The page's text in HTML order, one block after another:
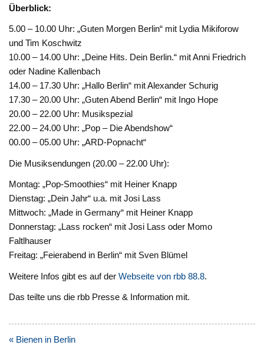
Überblick:
5.00 – 10.00 Uhr: „Guten Morgen Berlin“ mit Lydia Mikiforow
und Tim Koschwitz
10.00 – 14.00 Uhr: „Deine Hits. Dein Berlin.“ mit Anni Friedrich
oder Nadine Kallenbach
14.00 – 17.30 Uhr: „Hallo Berlin“ mit Alexander Schurig
17.30 – 20.00 Uhr: „Guten Abend Berlin“ mit Ingo Hope
20.00 – 22.00 Uhr: Musikspezial
22.00 – 24.00 Uhr: „Pop – Die Abendshow“
00.00 – 05.00 Uhr: „ARD-Popnacht“
Die Musiksendungen (20.00 – 22.00 Uhr):
Montag: „Pop-Smoothies“ mit Heiner Knapp
Dienstag: „Dein Jahr“ u.a. mit Josi Lass
Mittwoch: „Made in Germany“ mit Heiner Knapp
Donnerstag: „Lass rocken“ mit Josi Lass oder Momo
Faltlhauser
Freitag: „Feierabend in Berlin“ mit Sven Blümel
Weitere Infos gibt es auf derWebseite von rbb 88.8.
Das teilte uns die rbb Presse & Information mit.
Beitragsnavigation
« Bienen in Berlin